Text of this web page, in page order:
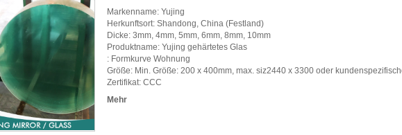
Markenname: Yujing
Herkunftsort: Shandong, China (Festland)
Dicke: 3mm, 4mm, 5mm, 6mm, 8mm, 10mm
Produktname: Yujing gehärtetes Glas
: Formkurve Wohnung
Größe: Min. Größe: 200 x 400mm, max. siz2440 x 3300 oder
Zertifikat: CCC
Mehr